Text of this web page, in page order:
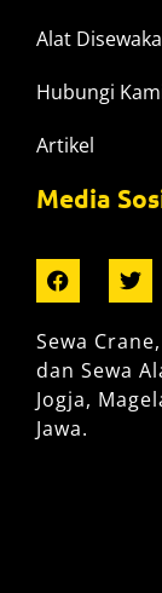
Alat
Hubungi
Artikel
Media
Sewa
dan Sewa
Jogja,
Jawa.